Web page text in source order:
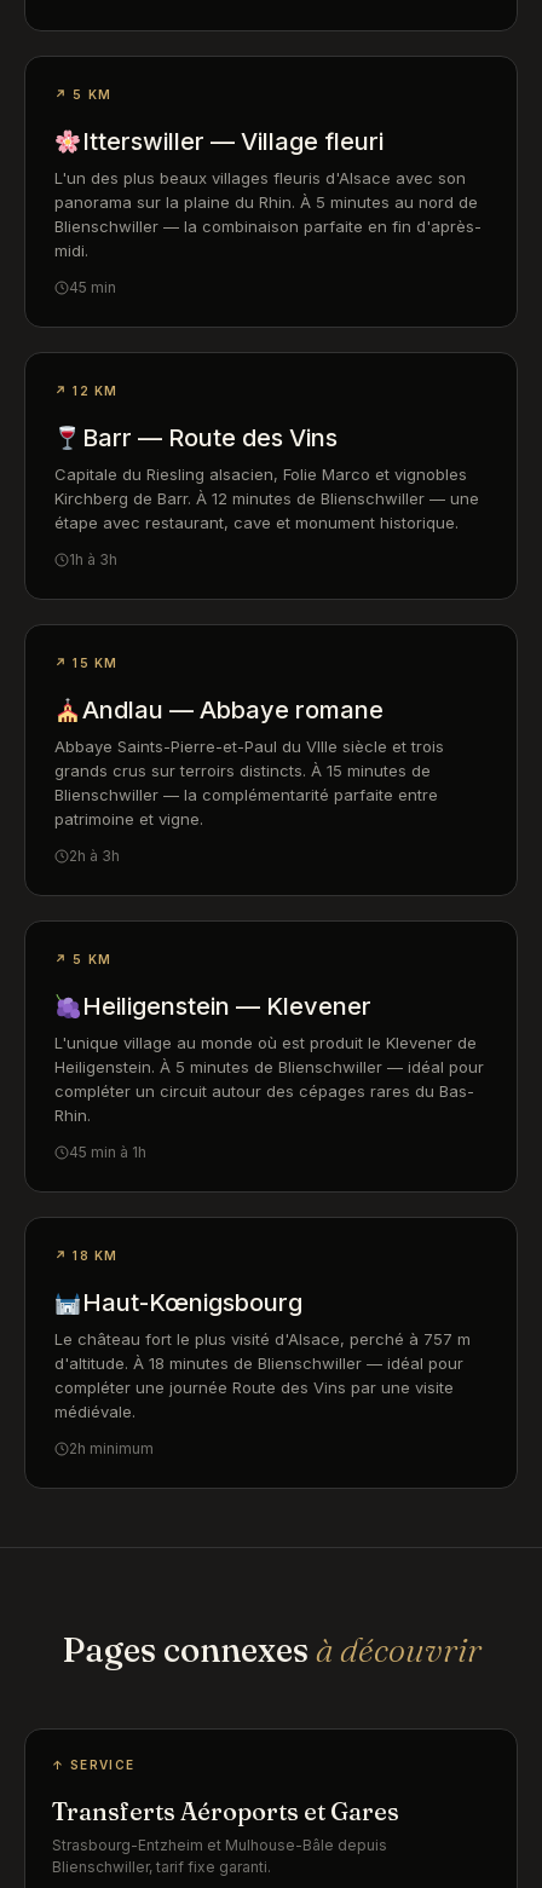
↗ 5 KM
Itterswiller — Village fleuri
L'un des plus beaux villages fleuris d'Alsace avec son
panorama sur la plaine du Rhin. À 5 minutes au nord de
Blienschwiller — la combinaison parfaite en fin d'après-
midi.
45 min
↗ 12 KM
Barr — Route des Vins
Capitale du Riesling alsacien, Folie Marco et vignobles
Kirchberg de Barr. À 12 minutes de Blienschwiller — une
étape avec restaurant, cave et monument historique.
1h à 3h
↗ 15 KM
Andlau — Abbaye romane
Abbaye Saints-Pierre-et-Paul du VIIIe siècle et trois
grands crus sur terroirs distincts. À 15 minutes de
Blienschwiller — la complémentarité parfaite entre
patrimoine et vigne.
2h à 3h
↗ 5 KM
Heiligenstein — Klevener
L'unique village au monde où est produit le Klevener de
Heiligenstein. À 5 minutes de Blienschwiller — idéal pour
compléter un circuit autour des cépages rares du Bas-
Rhin.
45 min à 1h
↗ 18 KM
Haut-Kœnigsbourg
Le château fort le plus visité d'Alsace, perché à 757 m
d'altitude. À 18 minutes de Blienschwiller — idéal pour
compléter une journée Route des Vins par une visite
médiévale.
2h minimum
Pages connexes à découvrir
↑ SERVICE
Transferts Aéroports et Gares
Strasbourg-Entzheim et Mulhouse-Bâle depuis
Blienschwiller, tarif fixe garanti.